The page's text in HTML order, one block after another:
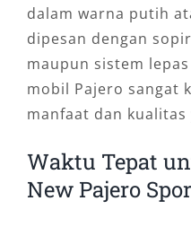
dalam warna putih
dipesan dengan
maupun sistem
mobil Pajero sangat
manfaat dan
Waktu Tepat
New Pajero